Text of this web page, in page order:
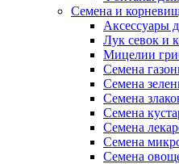
Семена и
Аксессуары
Лук севок и
Мицелии
Семена
Семена
Семена
Семена
Семена
Семена
Семена